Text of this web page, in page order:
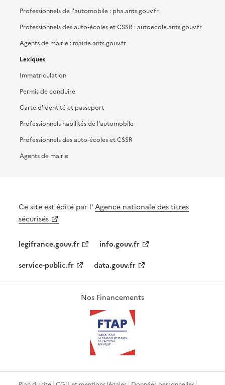
Professionnels de l'automobile : pha.ants.gouv.fr
Professionnels des auto-écoles et CSSR : autoecole.ants.gouv.fr
Agents de mairie : mairie.ants.gouv.fr
Lexiques
Immatriculation
Permis de conduire
Carte d'identité et passeport
Professionnels habilités de l'automobile
Professionnels des auto-écoles et CSSR
Agents de mairie
Ce site est édité par l'Agence nationale des titres
sécurisés
legifrance.gouv.fr
info.gouv.fr
service-public.fr
data.gouv.fr
Nos Financements